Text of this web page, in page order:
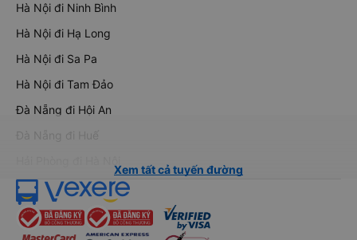
Hà Nội đi Ninh Bình
Hà Nội đi Hạ Long
Hà Nội đi Sa Pa
Hà Nội đi Tam Đảo
Đà Nẵng đi Hội An
Đà Nẵng đi Huế
Xem tất cả tuyến đường